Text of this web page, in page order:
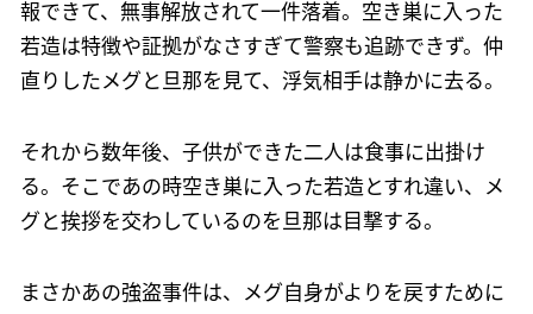
報できて、無事解放されて一件落着。空き巣に入った
若造は特徴や証拠がなさすぎて警察も追跡できず。仲
直りしたメグと旦那を見て、浮気相手は静かに去る。
それから数年後、子供ができた二人は食事に出掛け
る。そこであの時空き巣に入った若造とすれ違い、メ
グと挨拶を交わしているのを旦那は目撃する。
まさかあの強盗事件は、メグ自身がよりを戻すために